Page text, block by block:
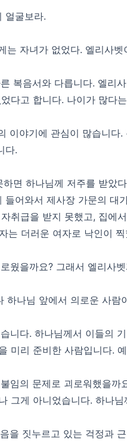
얼굴보라.
는 자녀가 없었다. 엘리사
복음서와 다릅니다. 엘리
다고 합니다. 나이가 많다
이야기에 관심이 많습니다
다.
면 하나님께 저주를 받았
들어와서 제사장 가문의 대
취급을 받지 못했고, 집에
는 더러운 여자로 낙인이
웠을까요? 그래서 엘리사
하나님 앞에서 의로운 사람
니다. 하나님께서 이들의
미리 준비한 사람입니다.
임의 문제로 괴로워했을
그게 아니었습니다. 하나
을 짓누르고 있는 걱정과